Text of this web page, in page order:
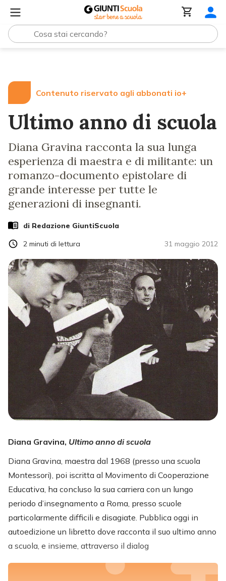
Contenuto riservato agli abbonati io+
Ultimo anno di scuola
Diana Gravina racconta la sua lunga
esperienza di maestra e di militante: un
romanzo-documento epistolare di
grande interesse per tutte le
generazioni di insegnanti.
di Redazione GiuntiScuola
31 maggio 2012
2 minuti di lettura
Diana Gravina, Ultimo anno di scuola
Diana Gravina, maestra dal 1968 (presso una scuola
Montessori), poi iscritta al Movimento di Cooperazione
Educativa, ha concluso la sua carriera con un lungo
periodo d’insegnamento a Roma, presso scuole
particolarmente difficili e disagiate. Pubblica oggi in
autoedizione un libretto dove racconta il suo ultimo anno
a scuola, e insieme, attraverso il dialog